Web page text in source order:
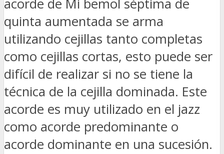
acorde de Mi bemol séptima de
quinta aumentada se arma
utilizando cejillas tanto completas
como cejillas cortas, esto puede ser
difícil de realizar si no se tiene la
técnica de la cejilla dominada. Este
acorde es muy utilizado en el jazz
como acorde predominante o
acorde dominante en una sucesión.